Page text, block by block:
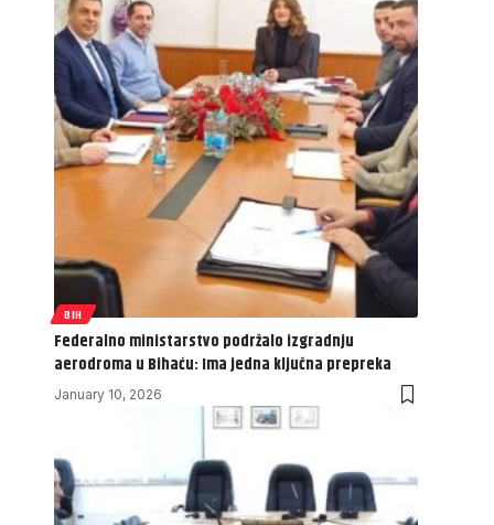
BIH
Federalno ministarstvo podržalo izgradnju
aerodroma u Bihaću: Ima jedna ključna prepreka
January 10, 2026